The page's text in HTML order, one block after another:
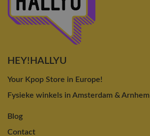
HEY!HALLYU
Your Kpop Store in Europe!
Fysieke winkels in Amsterdam & Arnhem
Blog
Contact